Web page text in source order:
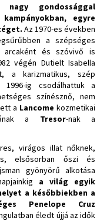
gondossággal
egyre
Az 1970-es években
a szépséges
és szóvivő is
végén Dutielt Isabella
a karizmatikus, szép
ig csodálhattuk a
színésznő, nem
a Lancome kozmetikai
a Tresor-nak a
virágos illat nőknek,
elsősorban őszi és
gyönyörű alkotása
a világ egyik
a későbbiekben a
Penelope Cruz
éledt újjá az idők